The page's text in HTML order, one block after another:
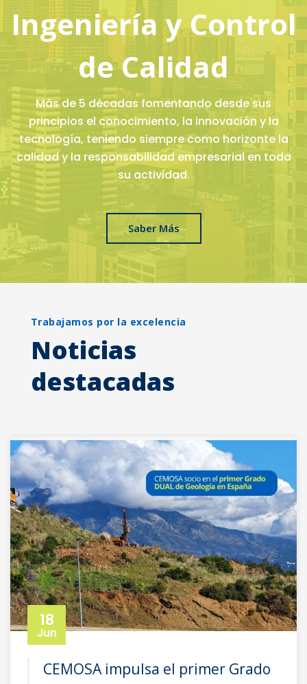
Ingeniería y Control
de Calidad
Más de 5 décadas fomentando desde sus
principios el conocimiento, la innovación y la
tecnología, teniendo siempre como horizonte la
calidad y la responsabilidad empresarial en toda
su actividad.
Saber Más
Trabajamos por la excelencia
Noticias
destacadas
18
Jun
CEMOSA impulsa el primer Grado